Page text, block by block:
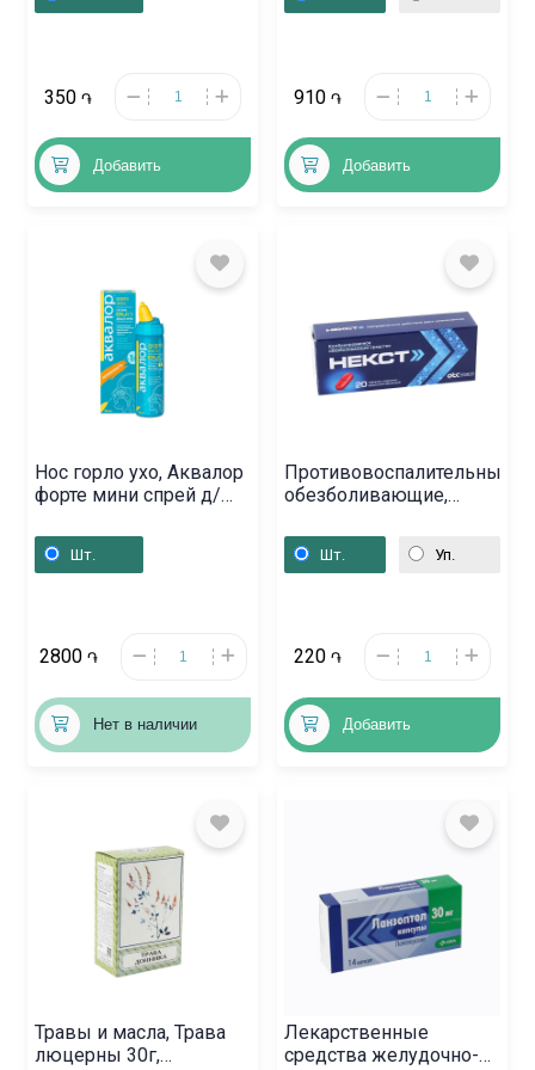
350 ֏
Добавить
910 ֏
Добавить
Нос горло ухо, Аквалор
форте мини спрей д/
Ռուսաստան
Шт.
2800 ֏
Нет в наличии
Противовоспалительные
обезболивающие,
Ռուսաստան
Шт. Уп.
220 ֏
Добавить
Травы и масла, Трава
люцерны 30г,
Лекарственные
средства желудочно-